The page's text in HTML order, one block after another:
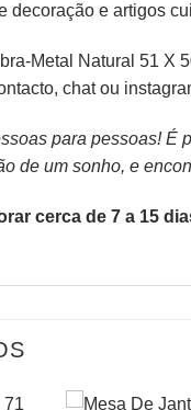
decoração e artigos
Metal Natural 51 X
, chat ou
para pessoas!
de um sonho, e
cerca de 7 a 15